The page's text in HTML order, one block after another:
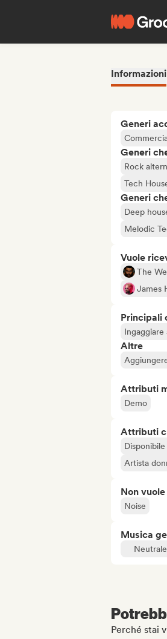
Informazioni
Generi
Generi
Rock
Tech
Generi
Deep
Melodic
Vuole
The
James
Principali
Altre
Attributi
Demo
Attributi
Artista
Non
Noise
Musica
Perché stai